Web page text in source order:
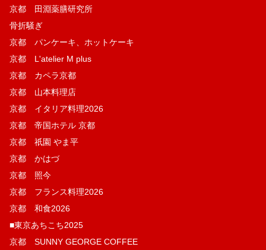
京都 田淵薬膳研究所
骨折騒ぎ
京都 パンケーキ、ホットケーキ
京都 L'atelier M plus
京都 カペラ京都
京都 山本料理店
京都 イタリア料理2026
京都 帝国ホテル 京都
京都 祇園 やま平
京都 かはづ
京都 照今
京都 フランス料理2026
京都 和食2026
■東京あちこち2025
京都 SUNNY GEORGE COFFEE